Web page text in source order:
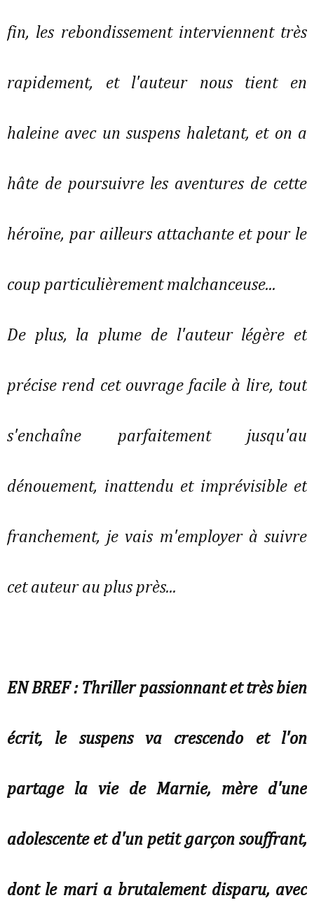
fin, les rebondissement interviennent très
rapidement, et l'auteur nous tient en
haleine avec un suspens haletant, et on a
hâte de poursuivre les aventures de cette
héroïne, par ailleurs attachante et pour le
coup particulièrement malchanceuse...
De plus, la plume de l'auteur légère et
précise rend cet ouvrage facile à lire, tout
s'enchaîne parfaitement jusqu'au
dénouement, inattendu et imprévisible et
franchement, je vais m'employer à suivre
cet auteur au plus près...
EN BREF : Thriller passionnant et très bien
écrit, le suspens va crescendo et l'on
partage la vie de Marnie, mère d'une
adolescente et d'un petit garçon souffrant,
dont le mari a brutalement disparu, avec